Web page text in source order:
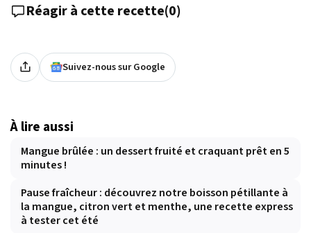
Réagir à cette recette(0)
Suivez-nous sur Google
À lire aussi
Mangue brûlée : un dessert fruité et craquant prêt en 5
minutes !
Pause fraîcheur : découvrez notre boisson pétillante à
la mangue, citron vert et menthe, une recette express
à tester cet été